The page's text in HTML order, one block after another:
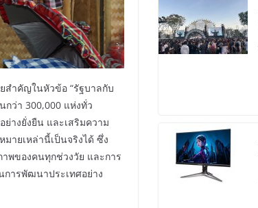
ำคัญในหัวข้อ “รัฐบาลกับ
ว่า 300,000 แห่งทั่ว
างยั่งยืน และเสริมความ
ายเหล่านี้เป็นจริงได้ ซึ่ง
พของคนทุกช่วงวัย และการ
การพัฒนาประเทศอย่าง